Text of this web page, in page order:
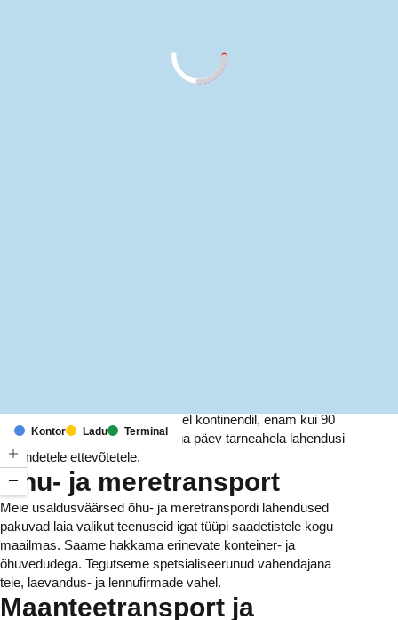
Kontor Ladu Terminal
Meil on kontorid ja rajatised kuuel kontinendil, enam kui 90
riigis. Me pakume ja haldame iga päev tarneahela lahendusi
tuhandetele ettevõtetele.
Õhu- ja meretransport
Meie usaldusväärsed õhu- ja meretranspordi lahendused
pakuvad laia valikut teenuseid igat tüüpi saadetistele kogu
maailmas. Saame hakkama erinevate konteiner- ja
õhuvedudega. Tegutseme spetsialiseerunud vahendajana
teie, laevandus- ja lennufirmade vahel.
Maanteetransport ja